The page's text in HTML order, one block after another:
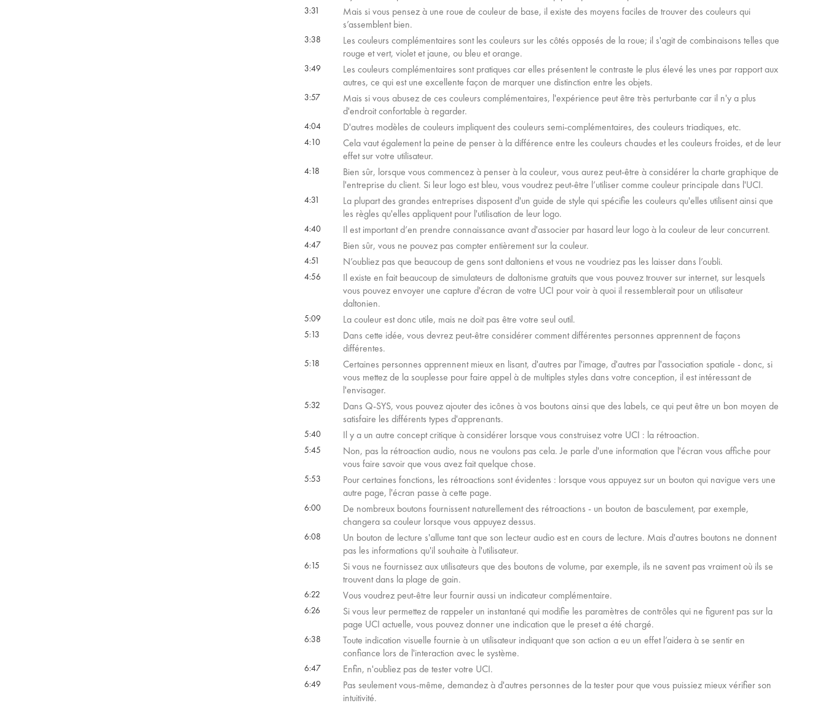
3:31
Mais si vous pensez à une roue de couleur de base, il existe des moyens faciles de trouver des couleurs qui
s’assemblent bien.
3:38
Les couleurs complémentaires sont les couleurs sur les côtés opposés de la roue; il s'agit de combinaisons telles que
rouge et vert, violet et jaune, ou bleu et orange.
3:49
Les couleurs complémentaires sont pratiques car elles présentent le contraste le plus élevé les unes par rapport aux
autres, ce qui est une excellente façon de marquer une distinction entre les objets.
3:57
Mais si vous abusez de ces couleurs complémentaires, l'expérience peut être très perturbante car il n'y a plus
d'endroit confortable à regarder.
4:04 D'autres modèles de couleurs impliquent des couleurs semi-complémentaires, des couleurs triadiques, etc.
4:10
Cela vaut également la peine de penser à la différence entre les couleurs chaudes et les couleurs froides, et de leur
effet sur votre utilisateur.
4:18
Bien sûr, lorsque vous commencez à penser à la couleur, vous aurez peut-être à considérer la charte graphique de
l'entreprise du client. Si leur logo est bleu, vous voudrez peut-être l’utiliser comme couleur principale dans l'UCI.
4:31
La plupart des grandes entreprises disposent d'un guide de style qui spécifie les couleurs qu'elles utilisent ainsi que
les règles qu'elles appliquent pour l'utilisation de leur logo.
4:40 Il est important d’en prendre connaissance avant d'associer par hasard leur logo à la couleur de leur concurrent.
4:47 Bien sûr, vous ne pouvez pas compter entièrement sur la couleur.
4:51 N’oubliez pas que beaucoup de gens sont daltoniens et vous ne voudriez pas les laisser dans l’oubli.
4:56
Il existe en fait beaucoup de simulateurs de daltonisme gratuits que vous pouvez trouver sur internet, sur lesquels
vous pouvez envoyer une capture d'écran de votre UCI pour voir à quoi il ressemblerait pour un utilisateur
daltonien.
5:09 La couleur est donc utile, mais ne doit pas être votre seul outil.
5:13
Dans cette idée, vous devrez peut-être considérer comment différentes personnes apprennent de façons
différentes.
5:18
Certaines personnes apprennent mieux en lisant, d'autres par l'image, d'autres par l'association spatiale - donc, si
vous mettez de la souplesse pour faire appel à de multiples styles dans votre conception, il est intéressant de
l'envisager.
5:32
Dans Q-SYS, vous pouvez ajouter des icônes à vos boutons ainsi que des labels, ce qui peut être un bon moyen de
satisfaire les différents types d'apprenants.
5:40 Il y a un autre concept critique à considérer lorsque vous construisez votre UCI : la rétroaction.
5:45
Non, pas la rétroaction audio, nous ne voulons pas cela. Je parle d'une information que l'écran vous affiche pour
vous faire savoir que vous avez fait quelque chose.
5:53
Pour certaines fonctions, les rétroactions sont évidentes : lorsque vous appuyez sur un bouton qui navigue vers une
autre page, l'écran passe à cette page.
6:00
De nombreux boutons fournissent naturellement des rétroactions - un bouton de basculement, par exemple,
changera sa couleur lorsque vous appuyez dessus.
6:08
Un bouton de lecture s'allume tant que son lecteur audio est en cours de lecture. Mais d'autres boutons ne donnent
pas les informations qu'il souhaite à l'utilisateur.
6:15
Si vous ne fournissez aux utilisateurs que des boutons de volume, par exemple, ils ne savent pas vraiment où ils se
trouvent dans la plage de gain.
6:22 Vous voudrez peut-être leur fournir aussi un indicateur complémentaire.
6:26
Si vous leur permettez de rappeler un instantané qui modifie les paramètres de contrôles qui ne figurent pas sur la
page UCI actuelle, vous pouvez donner une indication que le preset a été chargé.
6:38
Toute indication visuelle fournie à un utilisateur indiquant que son action a eu un effet l’aidera à se sentir en
confiance lors de l'interaction avec le système.
6:47 Enfin, n'oubliez pas de tester votre UCI.
6:49
Pas seulement vous-même, demandez à d'autres personnes de la tester pour que vous puissiez mieux vérifier son
intuitivité.